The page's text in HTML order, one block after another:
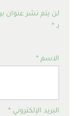
لن يتم نشر عنوان
بـ *
الاسم *
البريد الإلكتروني *